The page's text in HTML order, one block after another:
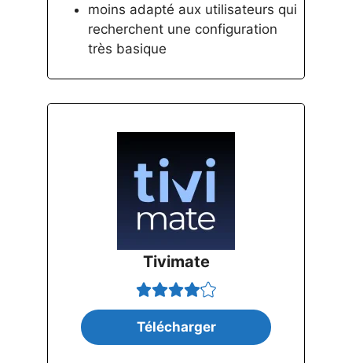
moins adapté aux utilisateurs qui
recherchent une configuration
très basique
Tivimate
Télécharger